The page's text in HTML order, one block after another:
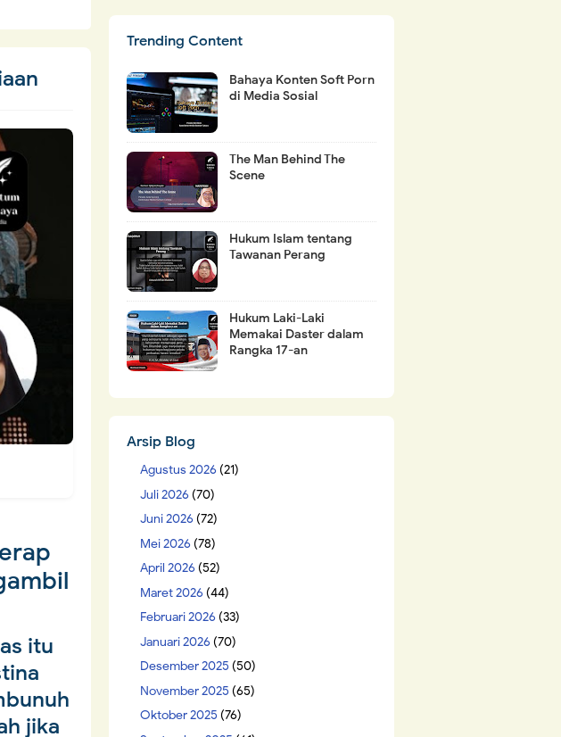
itu
jika
Trending Content
Bahaya Konten Soft Porn
di Media Sosial
The Man Behind The
Scene
Hukum Islam tentang
Tawanan Perang
Hukum Laki-Laki
Memakai Daster dalam
Rangka 17-an
Arsip Blog
Agustus 2026 (21)
Juli 2026 (70)
Juni 2026 (72)
Mei 2026 (78)
April 2026 (52)
Maret 2026 (44)
Februari 2026 (33)
Januari 2026 (70)
Desember 2025 (50)
November 2025 (65)
Oktober 2025 (76)